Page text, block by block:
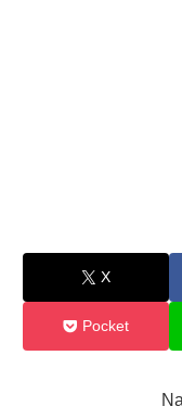
X
Pocket